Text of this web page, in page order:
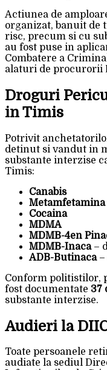
Actiunea de
organizat, banuit de
risc, precum si cu
au fost puse in
Combatere a
alaturi de procurorii
Droguri
in Timis
Potrivit
detinut si vandut in
substante interzise
Timis:
Canabis
Cocaina
MDMA
MDMB-4en
MDMB-Inaca–
ADB-Butinaca–
Conform politistilor,
fost documentate 37
substante interzise.
Audieri la
Toate persoanele
audiate la sediul